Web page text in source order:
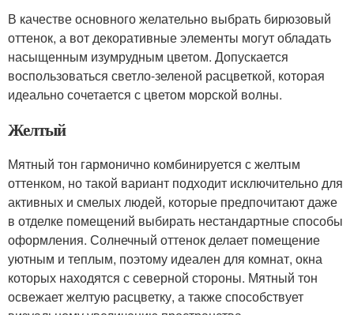
В качестве основного желательно выбрать бирюзовый
оттенок, а вот декоративные элементы могут обладать
насыщенным изумрудным цветом. Допускается
воспользоваться светло-зеленой расцветкой, которая
идеально сочетается с цветом морской волны.
Желтый
Мятный тон гармонично комбинируется с желтым
оттенком, но такой вариант подходит исключительно для
активных и смелых людей, которые предпочитают даже
в отделке помещений выбирать нестандартные способы
оформления. Солнечный оттенок делает помещение
уютным и теплым, поэтому идеален для комнат, окна
которых находятся с северной стороны. Мятный тон
освежает желтую расцветку, а также способствует